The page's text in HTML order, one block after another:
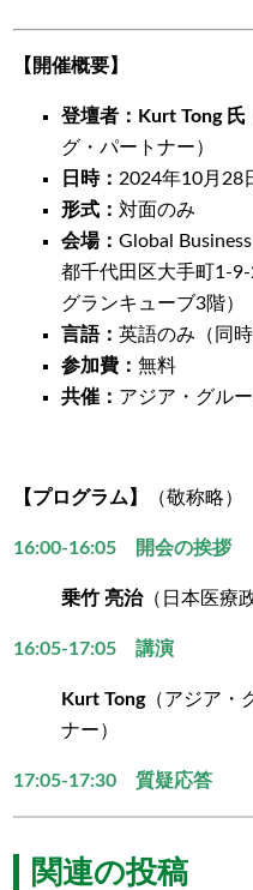
【開催概要】
登壇者：Kurt Tong 氏
グ・パートナー）
日時： 2024年10月28
形式：対面のみ
会場：Global
都千代田区大手町1-
グランキューブ3階）
言語：英語のみ（同
参加費：無料
共催： アジア・グル
【プログラム】 （敬称略）
16:00-16:05 開会の挨拶
乗竹 亮治（日本医療
16:05-17:05 講演
Kurt Tong（アジア・
ナー）
17:05-17:30 質疑応答
関連の投稿